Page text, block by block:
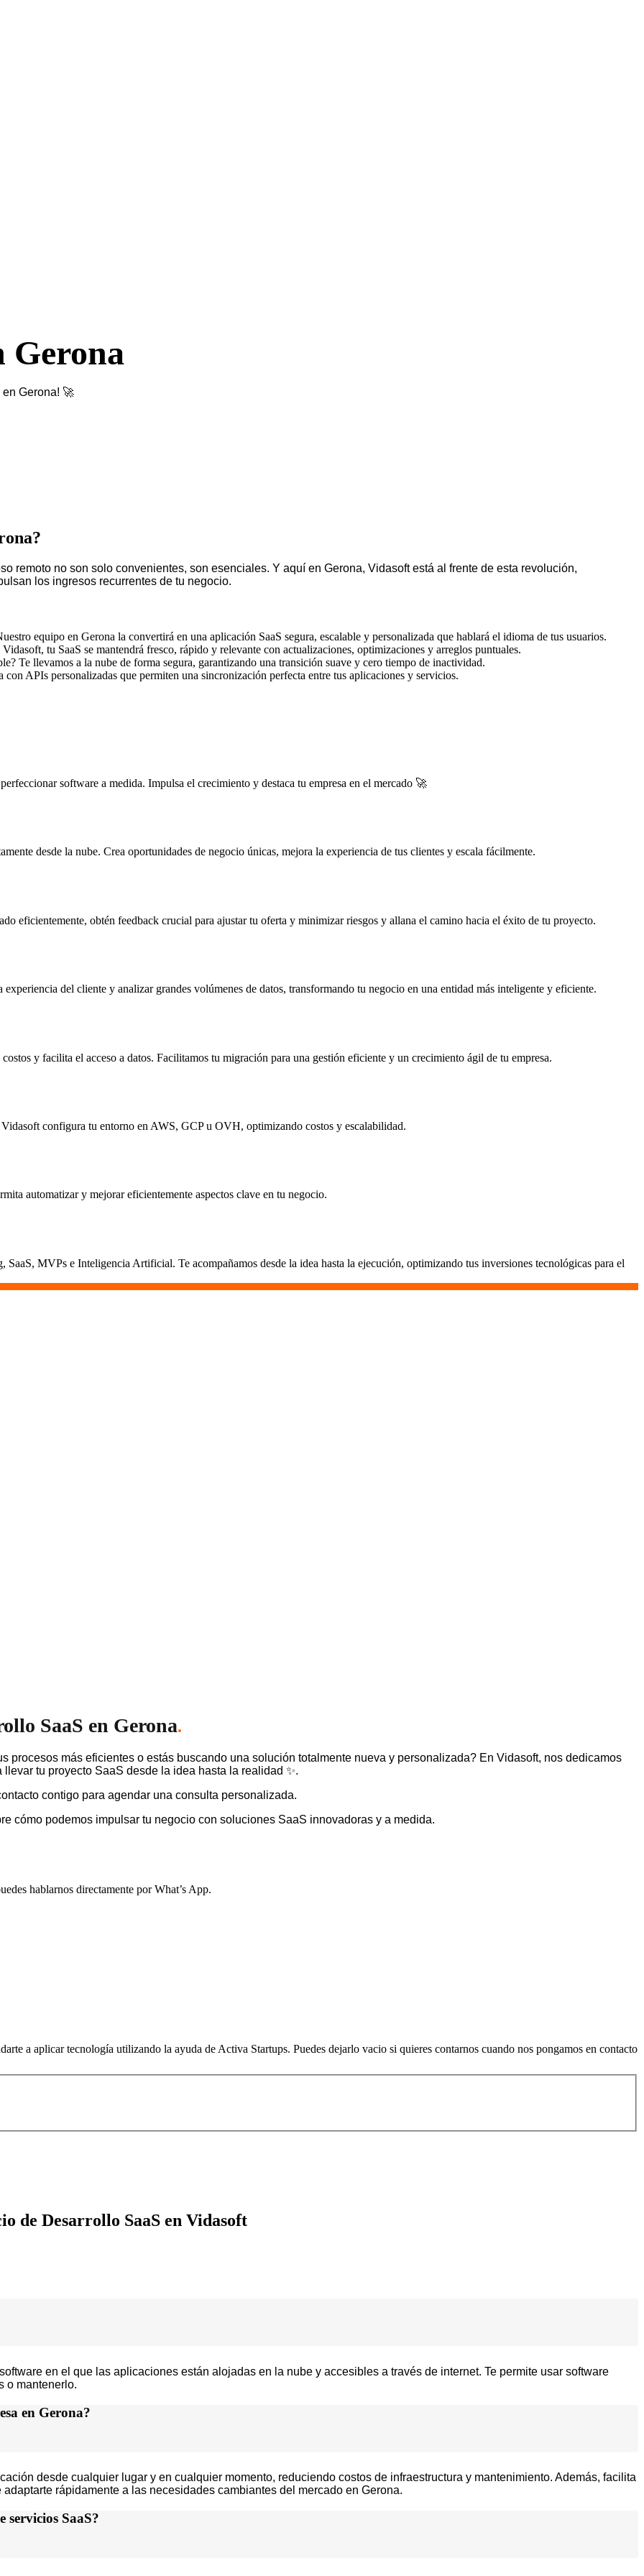
Gerona
Gerona! 🚀
remoto no son solo convenientes, son esenciales. Y aquí en Gerona, Vidasoft está al frente de esta revolución,
los ingresos recurrentes de tu negocio.
equipo en Gerona la convertirá en una aplicación SaaS segura, escalable y personalizada que hablará el idioma de tus usuarios.
tu SaaS se mantendrá fresco, rápido y relevante con actualizaciones, optimizaciones y arreglos puntuales.
Te llevamos a la nube de forma segura, garantizando una transición suave y cero tiempo de inactividad.
APIs personalizadas que permiten una sincronización perfecta entre tus aplicaciones y servicios.
software a medida. Impulsa el crecimiento y destaca tu empresa en el mercado 🚀
desde la nube. Crea oportunidades de negocio únicas, mejora la experiencia de tus clientes y escala fácilmente.
eficientemente, obtén feedback crucial para ajustar tu oferta y minimizar riesgos y allana el camino hacia el éxito de tu proyecto.
del cliente y analizar grandes volúmenes de datos, transformando tu negocio en una entidad más inteligente y eficiente.
y facilita el acceso a datos. Facilitamos tu migración para una gestión eficiente y un crecimiento ágil de tu empresa.
configura tu entorno en AWS, GCP u OVH, optimizando costos y escalabilidad.
automatizar y mejorar eficientemente aspectos clave en tu negocio.
MVPs e Inteligencia Artificial. Te acompañamos desde la idea hasta la ejecución, optimizando tus inversiones tecnológicas para el
SaaS en Gerona.
procesos más eficientes o estás buscando una solución totalmente nueva y personalizada? En Vidasoft, nos dedicamos
tu proyecto SaaS desde la idea hasta la realidad ✨.
contigo para agendar una consulta personalizada.
cómo podemos impulsar tu negocio con soluciones SaaS innovadoras y a medida.
hablarnos directamente por What’s App.
a aplicar tecnología utilizando la ayuda de Activa Startups. Puedes dejarlo vacio si quieres contarnos cuando nos pongamos en contacto
de Desarrollo SaaS en Vidasoft
en el que las aplicaciones están alojadas en la nube y accesibles a través de internet. Te permite usar software
o mantenerlo.
en Gerona?
desde cualquier lugar y en cualquier momento, reduciendo costos de infraestructura y mantenimiento. Además, facilita
rápidamente a las necesidades cambiantes del mercado en Gerona.
servicios SaaS?